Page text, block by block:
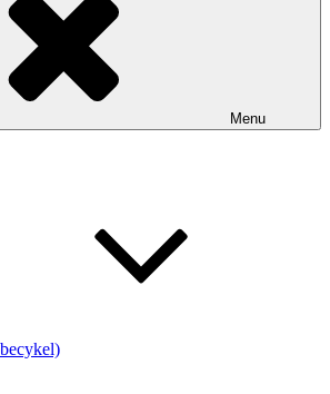
Menu